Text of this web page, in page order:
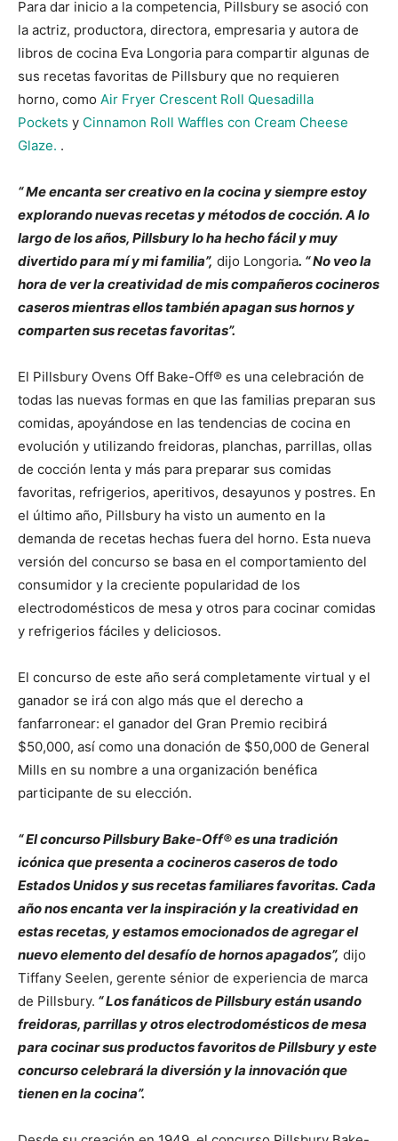
Para dar inicio a la competencia, Pillsbury se asoció con
la actriz, productora, directora, empresaria y autora de
libros de cocina Eva Longoria para compartir algunas de
sus recetas favoritas de Pillsbury que no requieren
horno, como Air Fryer Crescent Roll Quesadilla
Pockets y Cinnamon Roll Waffles con Cream Cheese
Glaze. .
“Me encanta ser creativo en la cocina y siempre estoy
explorando nuevas recetas y métodos de cocción. A lo
largo de los años, Pillsbury lo ha hecho fácil y muy
divertido para mí y mi familia”, dijo Longoria. “No veo la
hora de ver la creatividad de mis compañeros cocineros
caseros mientras ellos también apagan sus hornos y
comparten sus recetas favoritas”.
El Pillsbury Ovens Off Bake-Off® es una celebración de
todas las nuevas formas en que las familias preparan sus
comidas, apoyándose en las tendencias de cocina en
evolución y utilizando freidoras, planchas, parrillas, ollas
de cocción lenta y más para preparar sus comidas
favoritas, refrigerios, aperitivos, desayunos y postres. En
el último año, Pillsbury ha visto un aumento en la
demanda de recetas hechas fuera del horno. Esta nueva
versión del concurso se basa en el comportamiento del
consumidor y la creciente popularidad de los
electrodomésticos de mesa y otros para cocinar comidas
y refrigerios fáciles y deliciosos.
El concurso de este año será completamente virtual y el
ganador se irá con algo más que el derecho a
fanfarronear: el ganador del Gran Premio recibirá
$50,000, así como una donación de $50,000 de General
Mills en su nombre a una organización benéfica
participante de su elección.
“El concurso Pillsbury Bake-Off® es una tradición
icónica que presenta a cocineros caseros de todo
Estados Unidos y sus recetas familiares favoritas. Cada
año nos encanta ver la inspiración y la creatividad en
estas recetas, y estamos emocionados de agregar el
nuevo elemento del desafío de hornos apagados”, dijo
Tiffany Seelen, gerente sénior de experiencia de marca
de Pillsbury. “Los fanáticos de Pillsbury están usando
freidoras, parrillas y otros electrodomésticos de mesa
para cocinar sus productos favoritos de Pillsbury y este
concurso celebrará la diversión y la innovación que
tienen en la cocina”.